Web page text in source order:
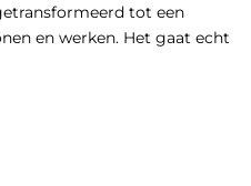
tot een
en werken. Het gaat echt